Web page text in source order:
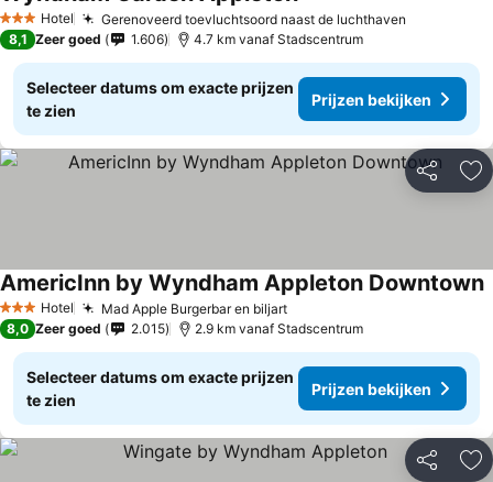
3 SterrenHotel Gerenoveerd toevluchtsoord naast de luchthaven
Prijzen bekijken
8,1 Zeer goed 1.606 4.7 km vanaf Stadscentrum
Selecteer datums om exacte prijzen
te zien
Prijzen bekijken
Delen
3 SterrenHotel Mad Apple Burgerbar en biljartPrijzen bekijken
AmericInn by Wyndham Appleton Downtown
8,0 Zeer goed 2.015 2.9 km vanaf Stadscentrum
Selecteer datums om exacte prijzen
te zien
Prijzen bekijken
Delen